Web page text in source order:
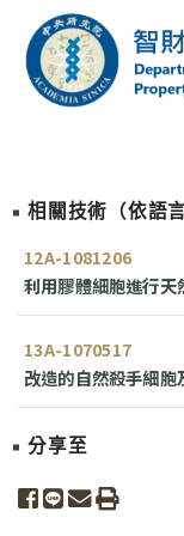
跳到主要內容區塊
中央研
相關技術（依語
12A-1081206
利用膠體細胞進行
13A-1070517
改造的自然殺手細胞
分享至
share to
share to line
share to
print